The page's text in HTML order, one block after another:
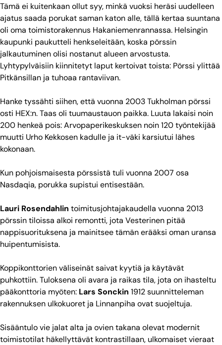
Tämä ei kuitenkaan ollut syy, minkä vuoksi heräsi uudelleen
ajatus saada porukat saman katon alle, tällä kertaa suuntana
oli oma toimistorakennus Hakaniemenrannassa. Helsingin
kaupunki paukutteli henkseleitään, koska pörssin
jalkautuminen olisi nostanut alueen arvostusta.
Lyhtypylväisiin kiinnitetyt laput kertoivat toista: Pörssi ylittää
Pitkänsillan ja tuhoaa rantaviivan.
Hanke tyssähti siihen, että vuonna 2003 Tukholman pörssi
osti HEX:n. Taas oli tuumaustauon paikka. Luuta lakaisi noin
200 henkeä pois: Arvopaperikeskuksen noin 120 työntekijää
muutti Urho Kekkosen kadulle ja it-väki karsiutui lähes
kokonaan.
Kun pohjoismaisesta pörssistä tuli vuonna 2007 osa
Nasdaqia, porukka supistui entisestään.
Lauri Rosendahlin toimitusjohtajakaudella vuonna 2013
pörssin tiloissa alkoi remontti, jota Vesterinen pitää
nappisuorituksena ja mainitsee tämän erääksi oman uransa
huipentumisista.
Koppikonttorien väliseinät saivat kyytiä ja käytävät
puhkottiin. Tuloksena oli avara ja raikas tila, jota on ihasteltu
pääkonttoria myöten: Lars Sonckin 1912 suunnitteleman
rakennuksen ulkokuoret ja Linnanpiha ovat suojeltuja.
Sisääntulo vie jalat alta ja ovien takana olevat modernit
toimistotilat häkellyttävät kontrastillaan, ulkomaiset vieraat